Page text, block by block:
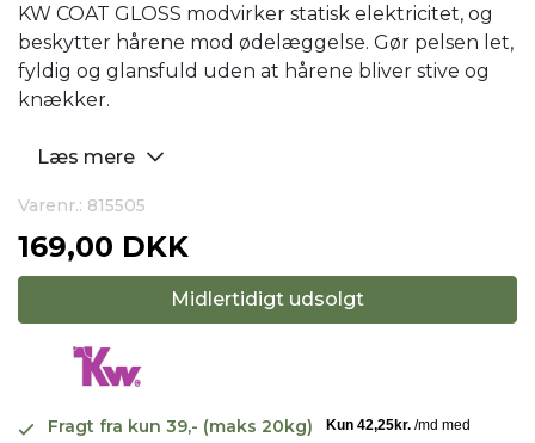
KW COAT GLOSS modvirker statisk elektricitet, og
beskytter hårene mod ødelæggelse. Gør pelsen let,
fyldig og glansfuld uden at hårene bliver stive og
knækker.
Læs mere
Varenr.: 815505
169,00 DKK
Midlertidigt udsolgt
Fragt fra kun 39,- (maks 20kg)